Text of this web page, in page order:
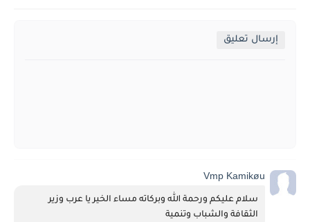
إرسال تعليق
Vmp Kamikøu
سلام عليكم ورحمة الله وبركاته مساء الخير يا عرب وزير
الثقافة والشباب وتنمية